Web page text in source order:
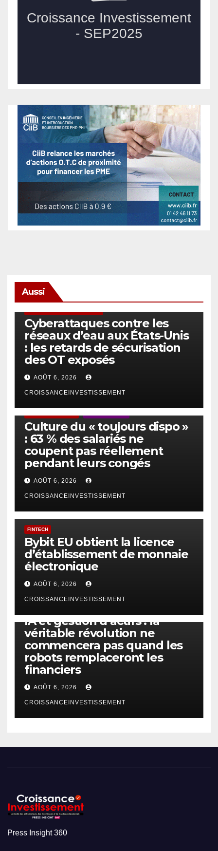
Aussi
Cyberattaques contre les
réseaux d’eau aux États-Unis
: les retards de sécurisation
des OT exposés
AOÛT 6, 2026
CROISSANCEINVESTISSEMENT
Culture du « toujours dispo »
: 63 % des salariés ne
coupent pas réellement
pendant leurs congés
AOÛT 6, 2026
CROISSANCEINVESTISSEMENT
FINTECH
Bybit EU obtient la licence
d’établissement de monnaie
électronique
AOÛT 6, 2026
CROISSANCEINVESTISSEMENT
IA et gestion d’actifs : la
véritable révolution ne
commencera pas quand les
robots remplaceront les
financiers
AOÛT 6, 2026
CROISSANCEINVESTISSEMENT
Press Insight 360